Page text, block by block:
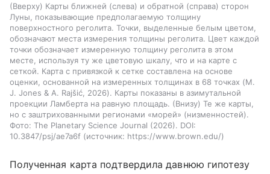
(Вверху) Карты ближней (слева) и обратной (справа) сторон
Луны, показывающие предполагаемую толщину
поверхностного реголита. Точки, выделенные белым цветом,
обозначают места измерения толщины реголита. Цвет каждой
точки обозначает измеренную толщину реголита в этом
месте, используя ту же цветовую шкалу, что и на карте с
сеткой. Карта с привязкой к сетке составлена на основе
оценки, основанной на измеренных толщинах в 68 точках (M.
J. Jones & A. Rajšić, 2026). Карты показаны в азимутальной
проекции Ламберта на равную площадь. (Внизу) Те же карты,
но с заштрихованными регионами «морей» (низменностей).
Фото: The Planetary Science Journal (2026). DOI:
10.3847/psj/ae7a6f
источник: https://www.brown.edu/
Полученная карта подтвердила давнюю гипотезу